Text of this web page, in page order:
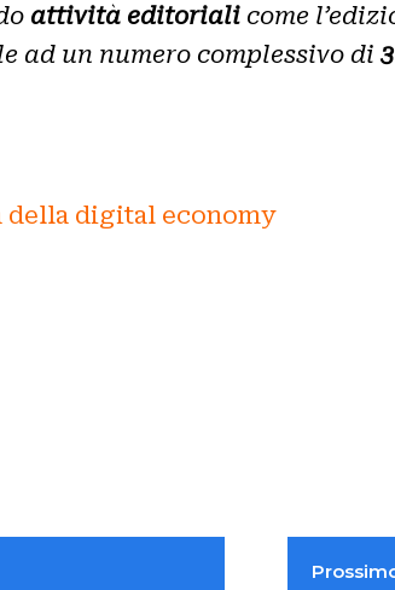
attività editoriali come
ad un numero complessivo di
della digital economy